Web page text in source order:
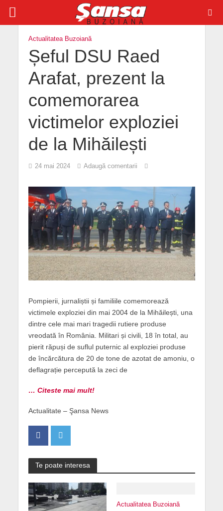
Actualitatea Buzoiană
Șeful DSU Raed
Arafat, prezent la
comemorarea
victimelor exploziei
de la Mihăilești
24 mai 2024 Adaugă comentarii
Pompierii, jurnaliștii și familiile comemorează
victimele exploziei din mai 2004 de la Mihăilești, una
dintre cele mai mari tragedii rutiere produse
vreodată în România. Militari și civili, 18 în total, au
pierit răpuși de suflul puternic al exploziei produse
de încărcătura de 20 de tone de azotat de amoniu, o
deflagrație percepută la zeci de
… Citeste mai mult!
Actualitate – Şansa News
Te poate interesa
Actualitatea Buzoiană